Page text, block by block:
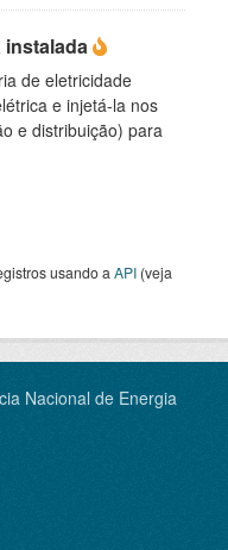
de eletricidade
e injetá-la nos
e distribuição) para
usando a API (veja
Nacional de Energia